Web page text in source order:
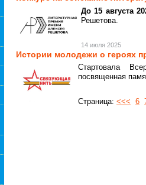
До 15 августа
Решетова.
14 июля 2025
Истории молодежи о героях
Стартовала
посвященная
Страница: <<< 6